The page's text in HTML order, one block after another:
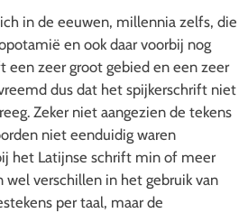
in de eeuwen, millennia zelfs, die
en ook daar voorbij nog
een zeer groot gebied en een zeer
dus dat het spijkerschrift niet
Zeker niet aangezien de tekens
niet eenduidig waren
het Latijnse schrift min of meer
wel verschillen in het gebruik van
per taal, maar de